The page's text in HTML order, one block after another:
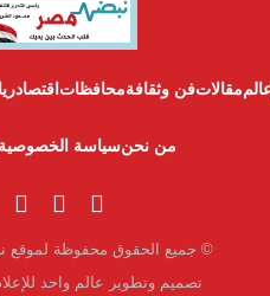
مقالاتفن وثقافةمحافظات اقتصاد
من نحنسياسة الخصوصية
© جميع الحقوق محفوظة لموقع نبض
تصميم وتطوير عالم واحد